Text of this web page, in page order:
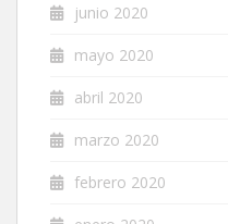
junio 2020
mayo 2020
abril 2020
marzo 2020
febrero 2020